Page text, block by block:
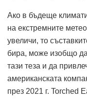
Ако в бъдеще
на екстремните
увеличи, то
бира, може изобщо
тази теза и да
американската
през 2021 г. Torched